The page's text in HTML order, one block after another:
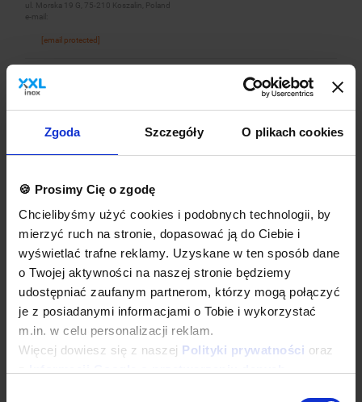
Zgoda Szczegóły O plikach cookies
🍪 Prosimy Cię o zgodę
Chcielibyśmy użyć cookies i podobnych technologii, by
mierzyć ruch na stronie, dopasować ją do Ciebie i
wyświetlać trafne reklamy. Uzyskane w ten sposób dane
o Twojej aktywności na naszej stronie będziemy
udostępniać zaufanym partnerom, którzy mogą połączyć
je z posiadanymi informacjami o Tobie i wykorzystać
m.in. w celu personalizacji reklam.
Więcej dowiesz się z naszej Polityki prywatności oraz
ul. Morska 19 G, 75-210 Koszalin, Poland
e-mail:
[email protected]
Kup w zestawie
Bateria umywalkowa czasowa ścienna jednouchwytowa,
przyłącze 1/2'' + Ręczniki kuchenne | 2 szt. + Dyspenser papieru
| 43,5x34,5x(H)34cm
928,40 zł BRAK W MAGAZYNIE